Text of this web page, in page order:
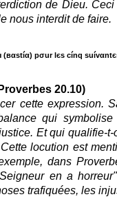
de Dieu.
nous interdit de faire.
(вαstíα) pσur lєs cínq
20.10)
cette expression.
qui
Et qui qualifie-
locution est
dans
en a
trafiquées, les